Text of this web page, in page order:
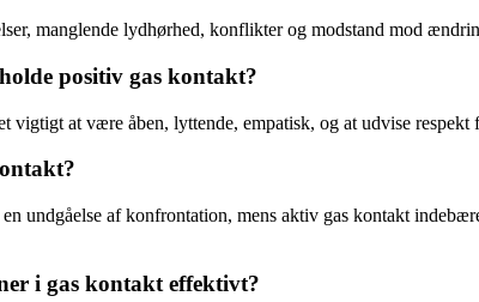
manglende lydhørhed, konflikter og modstand mod
positiv gas kontakt?
at være åben, lyttende, empatisk, og at udvise respekt
undgåelse af konfrontation, mens aktiv gas kontakt
i gas kontakt effektivt?